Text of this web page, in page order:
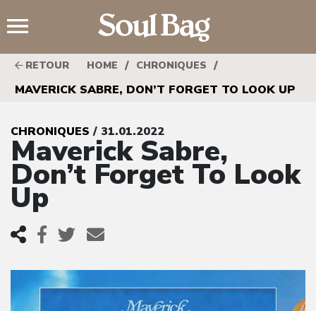
RETOUR HOME / CHRONIQUES /
MAVERICK SABRE, DON’T FORGET TO LOOK UP
CHRONIQUES / 31.01.2022
Maverick Sabre,
Don’t Forget To Look
Up